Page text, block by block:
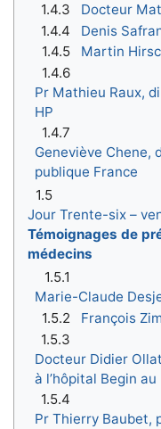
1.4.3
Docteur
1.4.4
Denis
1.4.5
Martin
1.4.6
Pr Mathieu Raux,
HP
1.4.7
Geneviève Chene,
publique France
1.5
Jour Trente-six –
Témoignages de
médecins
1.5.1
Marie-Claude
1.5.2
François
1.5.3
Docteur Didier
à l’hôpital Begin
1.5.4
Pr Thierry Baubet,